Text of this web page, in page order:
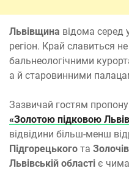
Львівщина відома серед
регіон. Край славиться
бальнеологічними
а й старовинними
Зазвичай гостям
«Золотою підковою
відвідини більш-менш
Підгорецького та
Львівській області є